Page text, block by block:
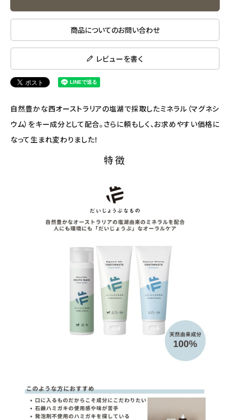
エコリュクス
エコメイト
コラム・スタッフのおすすめ
商品についてのお問い合わせ
レビューを書く
自然豊かな西オーストラリアの塩湖で採取したミネラル（マグネシ
ウム）をキー成分として配合。さらに頼もしく、お求めやすい価格に
なって生まれ変わりました！
特徴